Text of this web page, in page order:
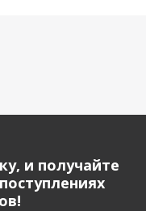
и получайте